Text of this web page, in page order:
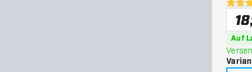
5
18
Auf